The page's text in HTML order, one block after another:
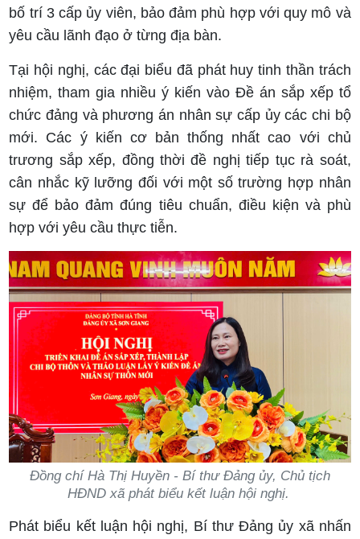
bố trí 3 cấp ủy viên, bảo đảm phù hợp với quy mô và
yêu cầu lãnh đạo ở từng địa bàn.
Tại hội nghị, các đại biểu đã phát huy tinh thần trách
nhiệm, tham gia nhiều ý kiến vào Đề án sắp xếp tổ
chức đảng và phương án nhân sự cấp ủy các chi bộ
mới. Các ý kiến cơ bản thống nhất cao với chủ
trương sắp xếp, đồng thời đề nghị tiếp tục rà soát,
cân nhắc kỹ lưỡng đối với một số trường hợp nhân
sự để bảo đảm đúng tiêu chuẩn, điều kiện và phù
hợp với yêu cầu thực tiễn.
Đồng chí Hà Thị Huyền - Bí thư Đảng ủy, Chủ tịch
HĐND xã phát biểu kết luận hội nghị.
Phát biểu kết luận hội nghị, Bí thư Đảng ủy xã nhấn